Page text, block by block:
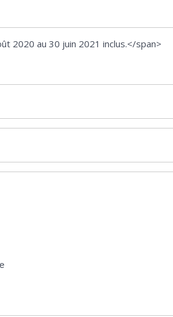
2020 au 30 juin 2021 inclus.</span>